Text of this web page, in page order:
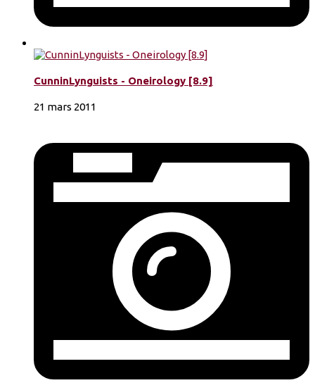
CunninLynguists - Oneirology [8.9]
21 mars 2011